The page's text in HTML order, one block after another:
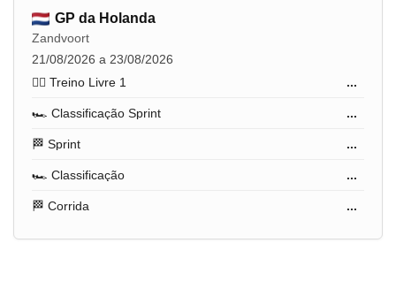
GP da Holanda
Zandvoort
21/08/2026 a 23/08/2026
🏋️‍♂️ Treino Livre 1
...
🏎️ Classificação Sprint ...
🏁 Sprint ...
🏎️ Classificação ...
🏁 Corrida ...